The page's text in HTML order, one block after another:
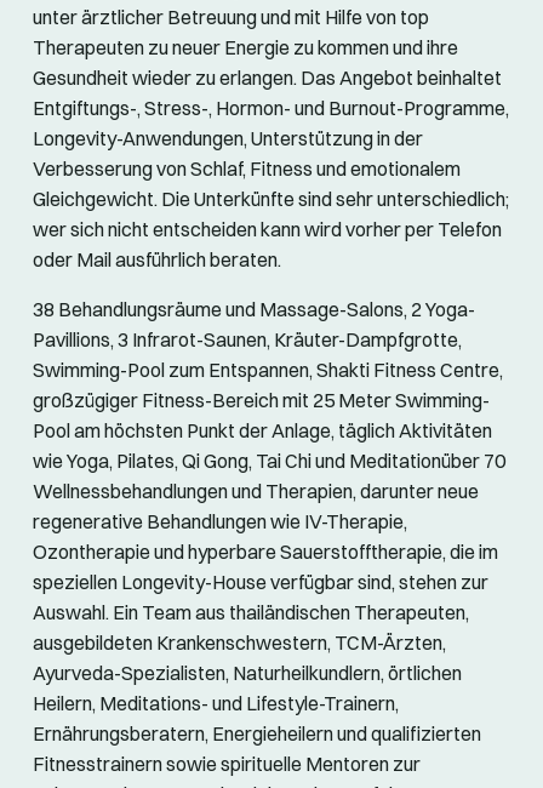
unter ärztlicher Betreuung und mit Hilfe von top
Therapeuten zu neuer Energie zu kommen und ihre
Gesundheit wieder zu erlangen. Das Angebot beinhaltet
Entgiftungs-, Stress-, Hormon- und Burnout-Programme,
Longevity-Anwendungen, Unterstützung in der
Verbesserung von Schlaf, Fitness und emotionalem
Gleichgewicht. Die Unterkünfte sind sehr unterschiedlich;
wer sich nicht entscheiden kann wird vorher per Telefon
oder Mail ausführlich beraten.
38 Behandlungsräume und Massage-Salons, 2 Yoga-
Pavillions, 3 Infrarot-Saunen, Kräuter-Dampfgrotte,
Swimming-Pool zum Entspannen, Shakti Fitness Centre,
großzügiger Fitness-Bereich mit 25 Meter Swimming-
Pool am höchsten Punkt der Anlage, täglich Aktivitäten
wie Yoga, Pilates, Qi Gong, Tai Chi und Meditationüber 70
Wellnessbehandlungen und Therapien, darunter neue
regenerative Behandlungen wie IV-Therapie,
Ozontherapie und hyperbare Sauerstofftherapie, die im
speziellen Longevity-House verfügbar sind, stehen zur
Auswahl. Ein Team aus thailändischen Therapeuten,
ausgebildeten Krankenschwestern, TCM-Ärzten,
Ayurveda-Spezialisten, Naturheilkundlern, örtlichen
Heilern, Meditations- und Lifestyle-Trainern,
Ernährungsberatern, Energieheilern und qualifizierten
Fitnesstrainern sowie spirituelle Mentoren zur